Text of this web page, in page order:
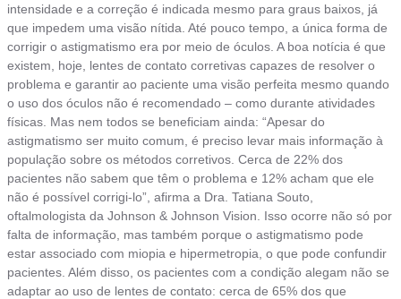
intensidade e a correção é indicada mesmo para graus baixos, já
que impedem uma visão nítida. Até pouco tempo, a única forma de
corrigir o astigmatismo era por meio de óculos. A boa notícia é que
existem, hoje, lentes de contato corretivas capazes de resolver o
problema e garantir ao paciente uma visão perfeita mesmo quando
o uso dos óculos não é recomendado – como durante atividades
físicas. Mas nem todos se beneficiam ainda: “Apesar do
astigmatismo ser muito comum, é preciso levar mais informação à
população sobre os métodos corretivos. Cerca de 22% dos
pacientes não sabem que têm o problema e 12% acham que ele
não é possível corrigi-lo”, afirma a Dra. Tatiana Souto,
oftalmologista da Johnson & Johnson Vision. Isso ocorre não só por
falta de informação, mas também porque o astigmatismo pode
estar associado com miopia e hipermetropia, o que pode confundir
pacientes. Além disso, os pacientes com a condição alegam não se
adaptar ao uso de lentes de contato: cerca de 65% dos que